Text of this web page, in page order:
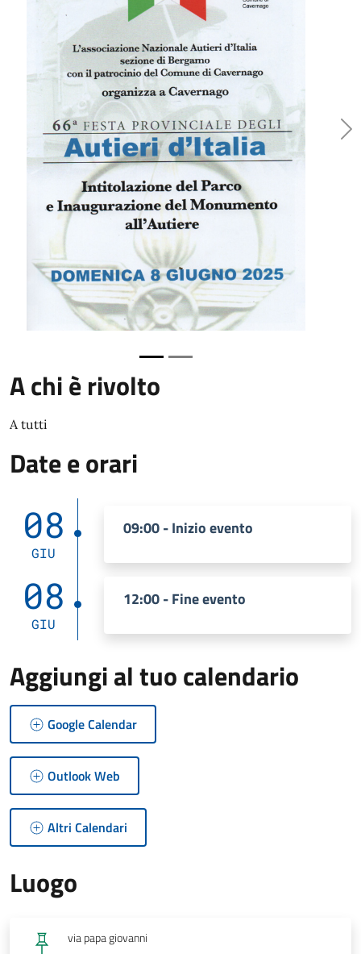
A chi è rivolto
A tutti
Date e orari
08
GIU
09:00 - Inizio evento
08
GIU
12:00 - Fine evento
Aggiungi al tuo calendario
Google Calendar
Outlook Web
Altri Calendari
Luogo
via papa giovanni